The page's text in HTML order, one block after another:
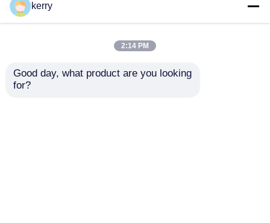
kerry
2:14 PM
Good day, what product are you looking
for?